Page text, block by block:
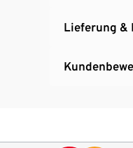
Lieferung &